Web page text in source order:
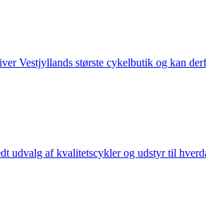
Vestjyllands største cykelbutik og kan
udvalg af kvalitetscykler og udstyr til